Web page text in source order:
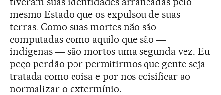
mesmo Estado que os expulsou de suas
terras. Como suas mortes não são
computadas como aquilo que são ―
indígenas ― são mortos uma segunda vez. Eu
peço perdão por permitirmos que gente seja
tratada como coisa e por nos coisificar ao
normalizar o extermínio.